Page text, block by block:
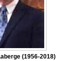
(1956-2018)